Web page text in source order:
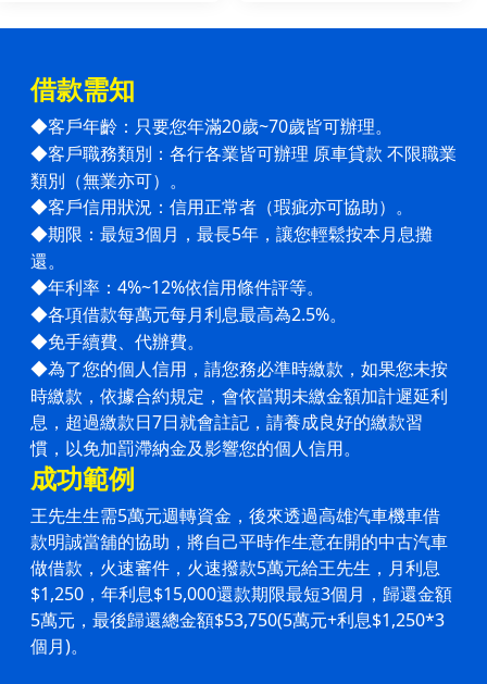
借款需知
◆客戶年齡：只要您年滿20歲~70歲皆可辦理。
◆客戶職務類別：各行各業皆可辦理 原車貸款 不限職業
類別（無業亦可）。
◆客戶信用狀況：信用正常者（瑕疵亦可協助）。
◆期限：最短3個月，最長5年，讓您輕鬆按本月息攤
還。
◆年利率：4%~12%依信用條件評等。
◆各項借款每萬元每月利息最高為2.5%。
◆免手續費、代辦費。
◆為了您的個人信用，請您務必準時繳款，如果您未按
時繳款，依據合約規定，會依當期未繳金額加計遲延利
息，超過繳款日7日就會註記，請養成良好的繳款習
慣，以免加罰滯納金及影響您的個人信用。
成功範例
王先生生需5萬元週轉資金，後來透過高雄汽車機車借
款明誠當舖的協助，將自己平時作生意在開的中古汽車
做借款，火速審件，火速撥款5萬元給王先生，月利息
$1,250，年利息$15,000還款期限最短3個月，歸還金額
5萬元，最後歸還總金額$53,750(5萬元+利息$1,250*3
個月)。